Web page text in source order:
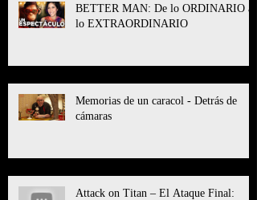
BETTER MAN: De lo ORDINARIO a
lo EXTRAORDINARIO
Memorias de un caracol - Detrás de
cámaras
Attack on Titan – El Ataque Final: